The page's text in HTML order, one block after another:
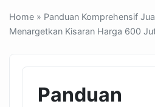
Home » Panduan Komprehensif
Menargetkan Kisaran Harga 600
Panduan